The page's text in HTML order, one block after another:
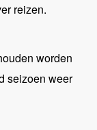
reizen.
worden
seizoen weer